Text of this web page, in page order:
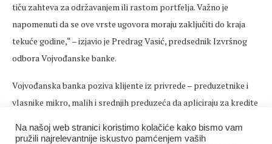
tiču zahteva za održavanjem ili rastom portfelja. Važno je
napomenuti da se ove vrste ugovora moraju zaključiti do kraja
tekuće godine,“ – izjavio je Predrag Vasić, predsednik Izvršnog
odbora Vojvođanske banke.
Vojvođanska banka poziva klijente iz privrede – preduzetnike i
vlasnike mikro, malih i srednjih preduzeća da apliciraju za kredite
Rok otplate kredita je 36 meseci, uz grejs period od devet do 12
Na našoj web stranici koristimo kolačiće kako bismo vam
pružili najrelevantnije iskustvo pamćenjem vaših